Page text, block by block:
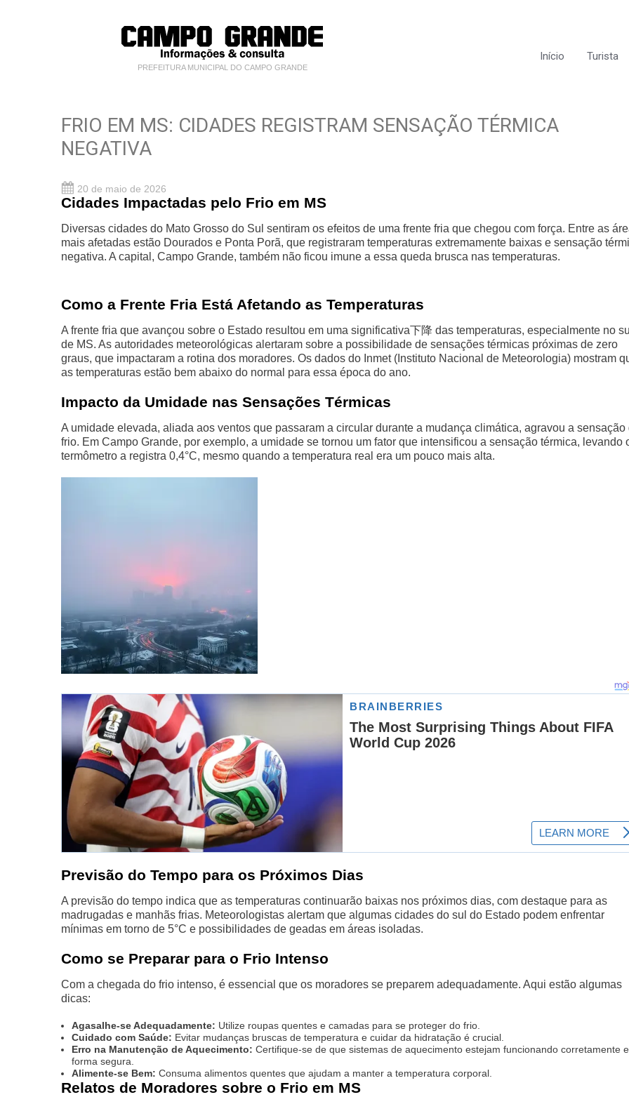
PREFEITURA MUNICIPAL DO CAMPO GRANDE
Início Turista
FRIO EM MS: CIDADES REGISTRAM SENSAÇÃO TÉRMICA
NEGATIVA
20 de maio de 2026
Cidades Impactadas pelo Frio em MS
Diversas cidades do Mato Grosso do Sul sentiram os efeitos de uma frente fria que chegou com força. Entre as
mais afetadas estão Dourados e Ponta Porã, que registraram temperaturas extremamente baixas e sensação
negativa. A capital, Campo Grande, também não ficou imune a essa queda brusca nas temperaturas.
Como a Frente Fria Está Afetando as Temperaturas
A frente fria que avançou sobre o Estado resultou em uma significativa下降 das temperaturas, especialmente no sul
de MS. As autoridades meteorológicas alertaram sobre a possibilidade de sensações térmicas próximas de zero
graus, que impactaram a rotina dos moradores. Os dados do Inmet (Instituto Nacional de Meteorologia) mostram
as temperaturas estão bem abaixo do normal para essa época do ano.
Impacto da Umidade nas Sensações Térmicas
A umidade elevada, aliada aos ventos que passaram a circular durante a mudança climática, agravou a sensação
frio. Em Campo Grande, por exemplo, a umidade se tornou um fator que intensificou a sensação térmica, levando
termômetro a registra 0,4°C, mesmo quando a temperatura real era um pouco mais alta.
Previsão do Tempo para os Próximos Dias
A previsão do tempo indica que as temperaturas continuarão baixas nos próximos dias, com destaque para as
madrugadas e manhãs frias. Meteorologistas alertam que algumas cidades do sul do Estado podem enfrentar
mínimas em torno de 5°C e possibilidades de geadas em áreas isoladas.
Como se Preparar para o Frio Intenso
Com a chegada do frio intenso, é essencial que os moradores se preparem adequadamente. Aqui estão algumas
dicas:
Agasalhe-se Adequadamente: Utilize roupas quentes e camadas para se proteger do frio.
Cuidado com Saúde: Evitar mudanças bruscas de temperatura e cuidar da hidratação é crucial.
Erro na Manutenção de Aquecimento: Certifique-se de que sistemas de aquecimento estejam funcionando corretamente
forma segura.
Alimente-se Bem: Consuma alimentos quentes que ajudam a manter a temperatura corporal.
Relatos de Moradores sobre o Frio em MS